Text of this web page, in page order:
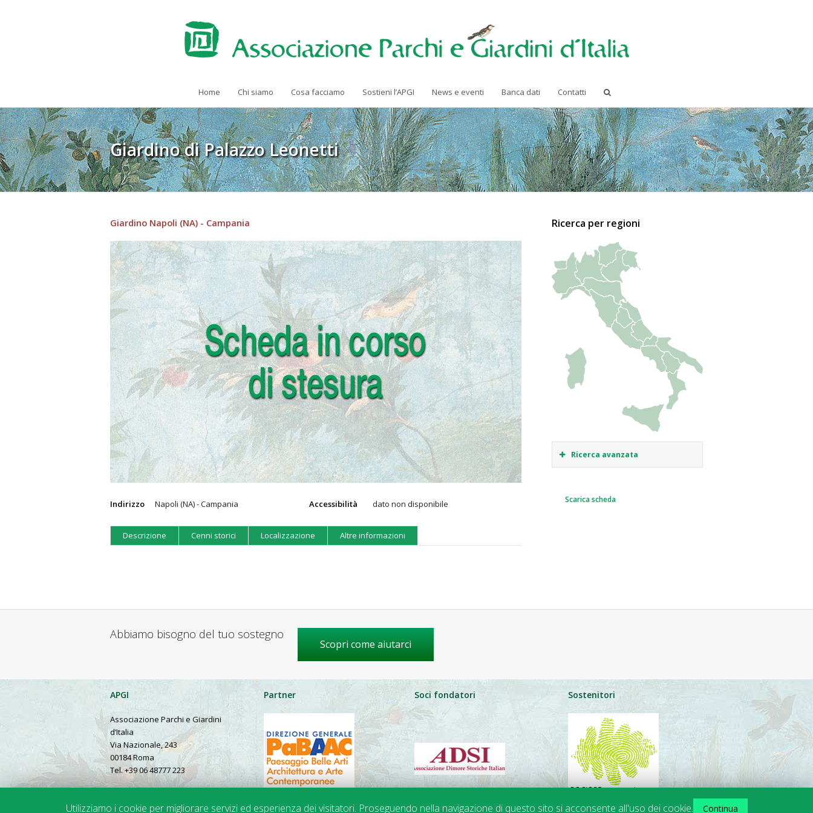
Home Chi siamo Cosa facciamo Sostieni l’APGI News e eventi Banca dati Contatti
Giardino di Palazzo Leonetti
Giardino Napoli (NA) - Campania
Indirizzo Napoli (NA) - Campania Accessibilità dato non disponibile
Descrizione Cenni storici Localizzazione Altre informazioni
Ricerca per regioni
Ricerca avanzata
Scarica scheda
Abbiamo bisogno del tuo sostegno
Scopri come aiutarci
APGI
Associazione Parchi e Giardini
d’Italia
Via Nazionale, 243
00184 Roma
Tel. +39 06 48777 223
Partner Soci fondatori Sostenitori
Utilizziamo i cookie per migliorare servizi ed esperienza dei visitatori. Proseguendo nella navigazione di questo sito si acconsente all'uso dei cookie. Continua